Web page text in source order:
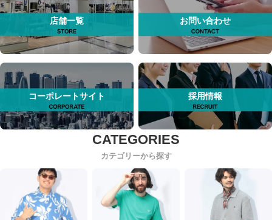
店舗一覧 お問い合わせ
コーポレートサイト 採用情報
カテゴリーから探す